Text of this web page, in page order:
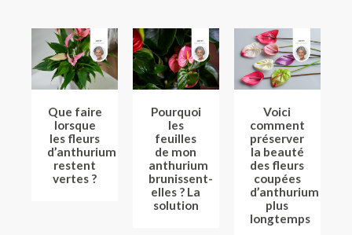
Que faire
lorsque
les fleurs
d’anthurium
restent
vertes ?
Pourquoi
les
feuilles
de mon
anthurium
brunissent-
elles ? La
solution
Voici
comment
préserver
la beauté
des fleurs
coupées
d’anthurium
plus
longtemps